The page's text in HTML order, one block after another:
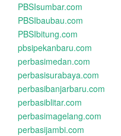
PBSIsumbar.com
PBSIbaubau.com
PBSIbitung.com
pbsipekanbaru.com
perbasimedan.com
perbasisurabaya.com
perbasibanjarbaru.com
perbasiblitar.com
perbasimagelang.com
perbasijambi.com